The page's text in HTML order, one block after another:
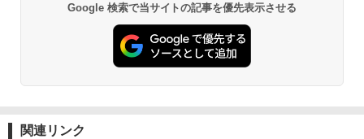
【日本企業販売】超強力クマ対策スプレー 30
0ml（連続噴射30秒）110ml（連続噴射15
秒）射程5～10m 安全ロック搭載 携帯収納袋
付き ヒグマ・イノシシ対策 自治体・教育機
関の購入実績 登山・キャンプ・アウトドア・
Google 検索で当サイトの記事を優先表示させる
関連リンク